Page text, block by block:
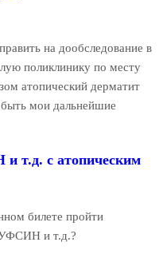
на дообследование в
поликлинику по месту
атопический дерматит
мои дальнейшие
т.д. с атопическим
билете пройти
и т.д.?